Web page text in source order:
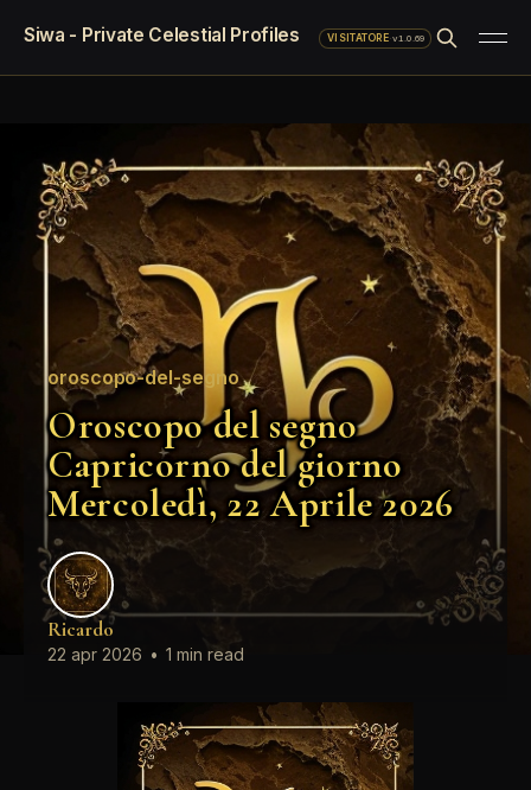
Siwa - Private Celestial Profiles VISITATORE·v1.0.69
oroscopo-del-segno
Oroscopo del segno
Capricorno del giorno
Mercoledì, 22 Aprile 2026
Ricardo
22 apr 2026 • 1 min read